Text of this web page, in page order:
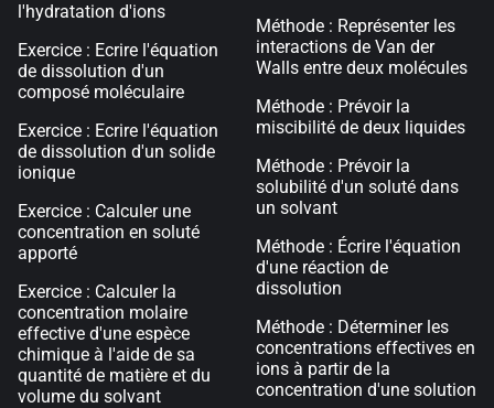
l'hydratation d'ions
Exercice : Ecrire l'équation
de dissolution d'un
composé moléculaire
Exercice : Ecrire l'équation
de dissolution d'un solide
ionique
Exercice : Calculer une
concentration en soluté
apporté
Exercice : Calculer la
concentration molaire
effective d'une espèce
chimique à l'aide de sa
quantité de matière et du
volume du solvant
Méthode : Représenter les
interactions de Van der
Walls entre deux molécules
Méthode : Prévoir la
miscibilité de deux liquides
Méthode : Prévoir la
solubilité d'un soluté dans
un solvant
Méthode : Écrire l'équation
d'une réaction de
dissolution
Méthode : Déterminer les
concentrations effectives en
ions à partir de la
concentration d'une solution